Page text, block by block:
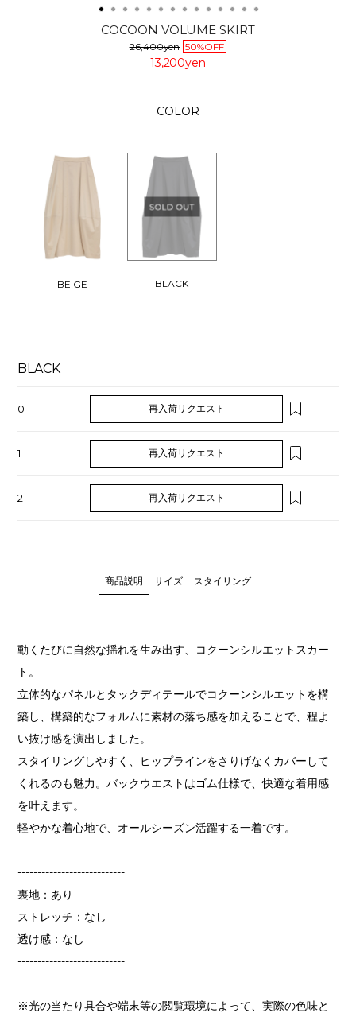
COCOON VOLUME SKIRT
26,400yen 50%OFF
13,200yen
COLOR
BEIGE BLACK
BLACK
0 再入荷リクエスト
1 再入荷リクエスト
2 再入荷リクエスト
商品説明 サイズ スタイリング
動くたびに自然な揺れを生み出す、コクーンシルエットスカー
ト。
立体的なパネルとタックディテールでコクーンシルエットを構
築し、構築的なフォルムに素材の落ち感を加えることで、程よ
い抜け感を演出しました。
スタイリングしやすく、ヒップラインをさりげなくカバーして
くれるのも魅力。バックウエストはゴム仕様で、快適な着用感
を叶えます。
軽やかな着心地で、オールシーズン活躍する一着です。
---------------------------
裏地：あり
ストレッチ：なし
透け感：なし
---------------------------
※光の当たり具合や端末等の閲覧環境によって、実際の色味と